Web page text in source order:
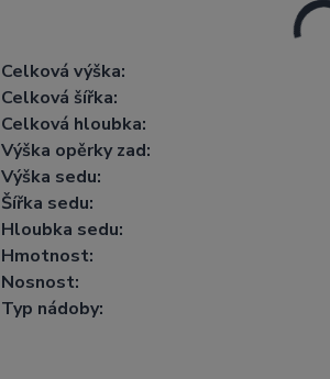
Celková výška:
Celková šířka:
Celková hloubka:
Výška opěrky zad:
Výška sedu:
Šířka sedu:
Hloubka sedu:
Hmotnost:
Nosnost:
Typ nádoby: